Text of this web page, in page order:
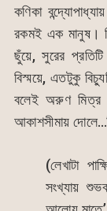
k
কণিকা
রকমই এক মানুষ।
ছুঁয়ে, সুরের
বিস্ময়ে, এতটুকু
বলেই অরুণ মিত্র
আকাশসীমায়
(লেখাটা
সংখ্যায়